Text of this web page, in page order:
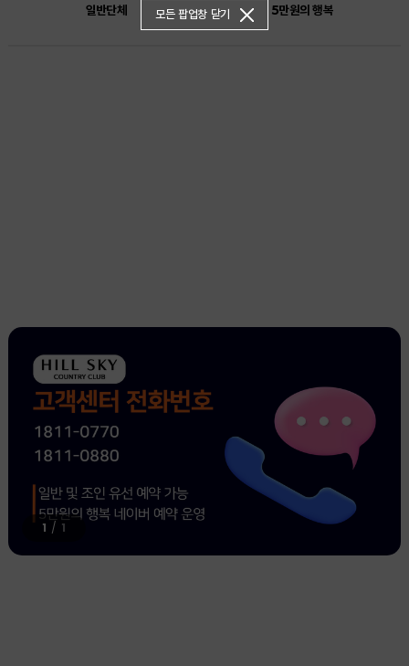
일반단체 5만원의 행복
1 / 1
모든 팝업창 닫기